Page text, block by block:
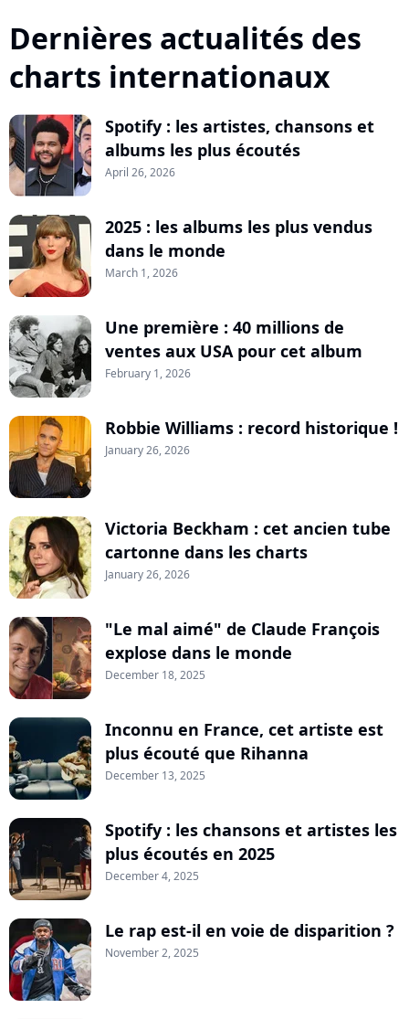
Dernières actualités des
charts internationaux
Spotify : les artistes, chansons et
albums les plus écoutés
April 26, 2026
2025 : les albums les plus vendus
dans le monde
March 1, 2026
Une première : 40 millions de
ventes aux USA pour cet album
February 1, 2026
Robbie Williams : record historique !
January 26, 2026
Victoria Beckham : cet ancien tube
cartonne dans les charts
January 26, 2026
"Le mal aimé" de Claude François
explose dans le monde
December 18, 2025
Inconnu en France, cet artiste est
plus écouté que Rihanna
December 13, 2025
Spotify : les chansons et artistes les
plus écoutés en 2025
December 4, 2025
Le rap est-il en voie de disparition ?
November 2, 2025